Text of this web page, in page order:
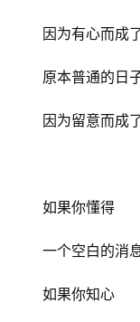
因为有心而成
原本普通的日
因为留意而成
如果你懂得
一个空白的消
如果你知心